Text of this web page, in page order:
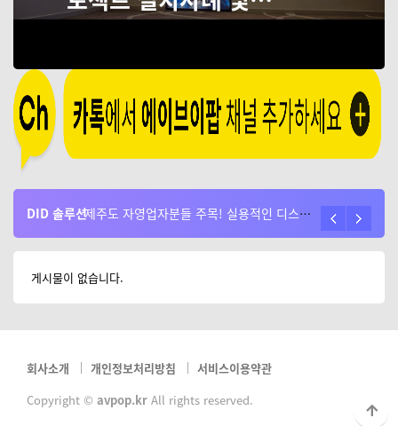
DID 솔루션
플레쉬플레이어 서비스 종료로 인한 시스템 걱정이 없는 AVPOP 솔루션 제주도 자영업자분들 주목! 실용적인 디스플레이 활용 방법과 효과 알아보기
게시물이 없습니다.
회사소개 개인정보처리방침
서비스이용약관
Copyright © avpop.kr All rights reserved.